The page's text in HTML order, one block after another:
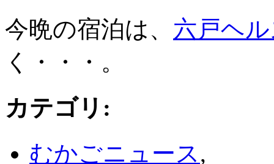
今晩の宿泊は、 六戸ヘ
く・・・。
カテゴリ :
むかごニュース,